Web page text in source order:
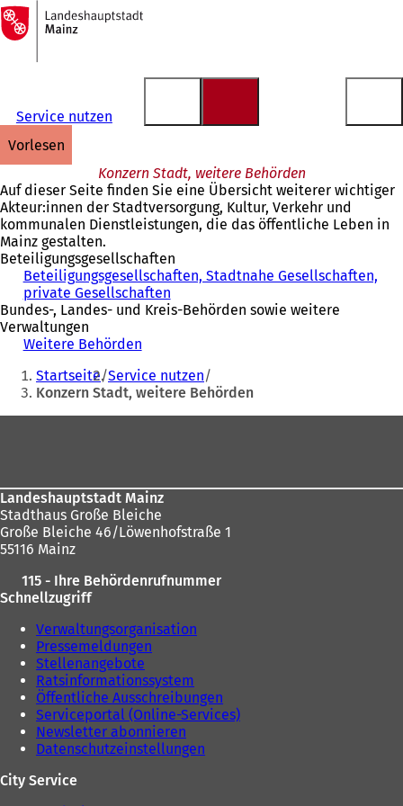
Inhalt anspringen
Zur
Startseite
Service nutzen
vorlesen
Konzern Stadt, weitere Behörden
Auf dieser Seite finden Sie eine Übersicht weiterer wichtiger
Akteur:innen der Stadtversorgung, Kultur, Verkehr und
kommunalen Dienstleistungen, die das öffentliche Leben in
Mainz gestalten.
Beteiligungsgesellschaften
Beteiligungsgesellschaften, Stadtnahe Gesellschaften,
private Gesellschaften
Bundes-, Landes- und Kreis-Behörden sowie weitere
Verwaltungen
Weitere Behörden
Sie
befinden
sich
Startseite Service nutzen
Konzern Stadt, weitere Behörden
Landeshauptstadt Mainz
Stadthaus Große Bleiche
Große Bleiche 46/Löwenhofstraße 1
55116 Mainz
115 - Ihre Behördenrufnummer
Schnellzugriff
Verwaltungsorganisation
Pressemeldungen
Stellenangebote
Ratsinformationssystem
Öffentliche Ausschreibungen
Serviceportal (Online-Services)
Newsletter abonnieren
Datenschutzeinstellungen
City Service